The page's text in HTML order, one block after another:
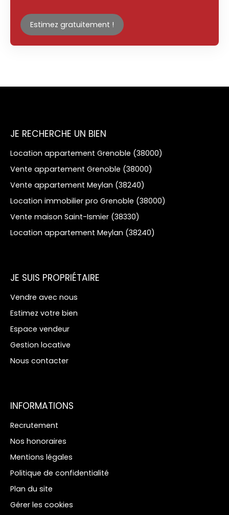
Estimez gratuitement !
JE RECHERCHE UN BIEN
Location appartement Grenoble (38000)
Vente appartement Grenoble (38000)
Vente appartement Meylan (38240)
Location immobilier pro Grenoble (38000)
Vente maison Saint-Ismier (38330)
Location appartement Meylan (38240)
JE SUIS PROPRIÉTAIRE
Vendre avec nous
Estimez votre bien
Espace vendeur
Gestion locative
Nous contacter
INFORMATIONS
Recrutement
Nos honoraires
Mentions légales
Politique de confidentialité
Plan du site
Gérer les cookies